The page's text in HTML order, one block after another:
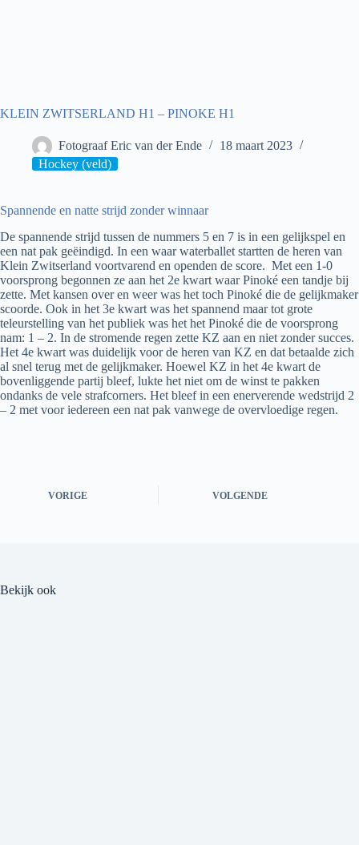
KLEIN ZWITSERLAND H1 – PINOKE H1
Fotograaf Eric van der Ende
18 maart 2023
Hockey (veld)
Spannende en natte strijd zonder winnaar
De spannende strijd tussen de nummers 5 en 7 is in een gelijkspel en
een nat pak geëindigd. In een waar waterballet startten de heren van
Klein Zwitserland voortvarend en openden de score. Met een 1-0
voorsprong begonnen ze aan het 2e kwart waar Pinoké een tandje bij
zette. Met kansen over en weer was het toch Pinoké die de gelijkmaker
scoorde. Ook in het 3e kwart was het spannend maar tot grote
teleurstelling van het publiek was het het Pinoké die de voorsprong
nam: 1 – 2. In de stromende regen zette KZ aan en niet zonder succes.
Het 4e kwart was duidelijk voor de heren van KZ en dat betaalde zich
al snel terug met de gelijkmaker. Hoewel KZ in het 4e kwart de
bovenliggende partij bleef, lukte het niet om de winst te pakken
ondanks de vele strafcorners. Het bleef in een enerverende wedstrijd 2
– 2 met voor iedereen een nat pak vanwege de overvloedige regen.
VORIGE VOLGENDE
Bekijk ook